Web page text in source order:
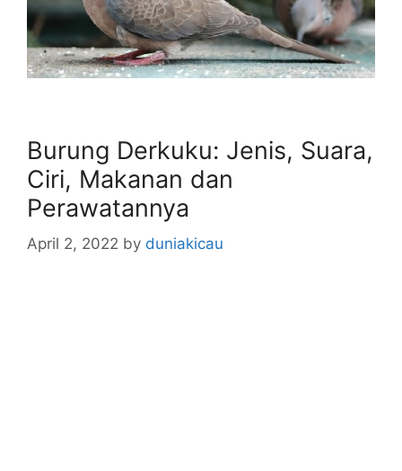
Burung Derkuku: Jenis, Suara,
Ciri, Makanan dan
Perawatannya
April 2, 2022 by duniakicau